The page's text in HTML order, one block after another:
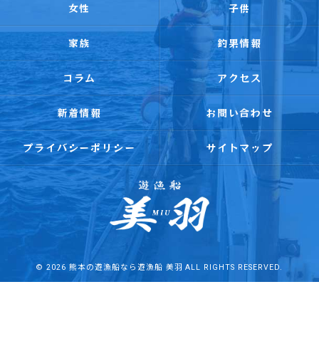
女性 子供
家族 釣果情報
コラム アクセス
新着情報 お問い合わせ
プライバシーポリシー サイトマップ
© 2026 熊本の遊漁船なら遊漁船 美羽 ALL RIGHTS RESERVED.